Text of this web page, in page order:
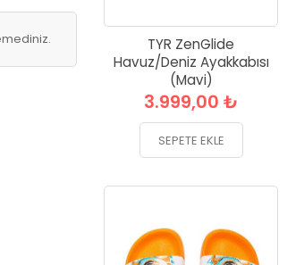
TYR ZenGlide
Havuz/Deniz Ayakkabısı
(Mavi)
3.999,00 ₺
SEPETE EKLE